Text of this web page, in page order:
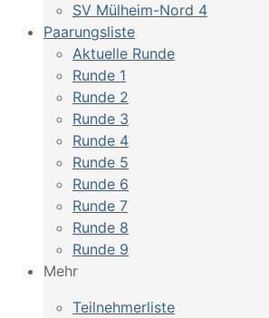
SV Mülheim-Nord 4
Paarungsliste
Aktuelle Runde
Runde 1
Runde 2
Runde 3
Runde 4
Runde 5
Runde 6
Runde 7
Runde 8
Runde 9
Mehr
Teilnehmerliste